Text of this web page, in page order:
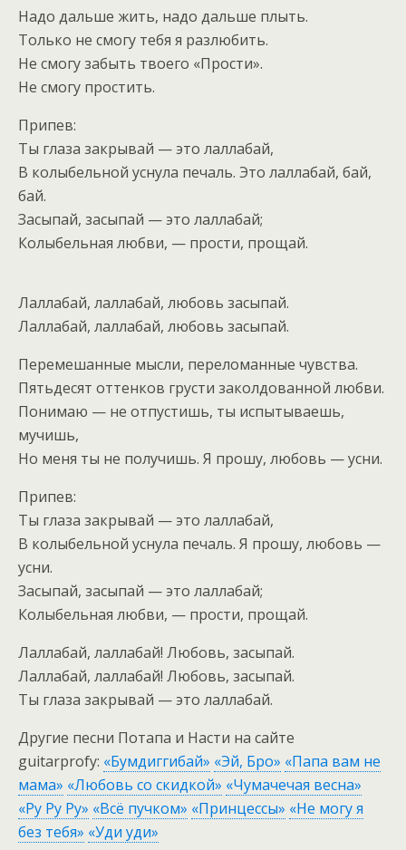
Надо дальше жить, надо дальше плыть.
Только не смогу тебя я разлюбить.
Не смогу забыть твоего «Прости».
Не смогу простить.
Припев:
Ты глаза закрывай — это лаллабай,
В колыбельной уснула печаль. Это лаллабай, бай,
бай.
Засыпай, засыпай — это лаллабай;
Колыбельная любви, — прости, прощай.
Лаллабай, лаллабай, любовь засыпай.
Лаллабай, лаллабай, любовь засыпай.
Перемешанные мысли, переломанные чувства.
Пятьдесят оттенков грусти заколдованной любви.
Понимаю — не отпустишь, ты испытываешь,
мучишь,
Но меня ты не получишь. Я прошу, любовь — усни.
Припев:
Ты глаза закрывай — это лаллабай,
В колыбельной уснула печаль. Я прошу, любовь —
усни.
Засыпай, засыпай — это лаллабай;
Колыбельная любви, — прости, прощай.
Лаллабай, лаллабай! Любовь, засыпай.
Лаллабай, лаллабай! Любовь, засыпай.
Ты глаза закрывай — это лаллабай.
Другие песни Потапа и Насти на сайте
guitarprofy: «Бумдиггибай» «Эй, Бро» «Папа вам не
мама» «Любовь со скидкой» «Чумачечая весна»
«Ру Ру Ру» «Всё пучком» «Принцессы» «Не могу я
без тебя» «Уди уди»